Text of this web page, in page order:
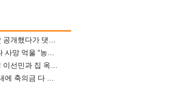
여에스더, 예능서 민낯 공개했다가 댓글에 충격 “눈 왜 저렇게 처졌냐고”(에스더TV)
김정렬, 친형 군대 구타 사망 억울 “농약사 처리, 범인 찾았지만…엄마는 이미 치매”(데이앤나잇)
건물주 구성환, 김신영 이선민과 집 옥상서 41만원 한우 파티 “화력이 성화봉송”(나혼산)
심현섭 “11살 연하 아내에 축의금 다 뺏겨, 집도 아내 명의” (동치미)[결정적장면]